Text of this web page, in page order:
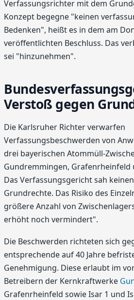
Verfassungsrichter mit dem
Konzept begegne "keinen
Bedenken", heißt es in dem am
veröffentlichten Beschluss. Das
sei "hinzunehmen".
Verstoß gegen
Die Karlsruher Richter verwarfen
Verfassungsbeschwerden von
drei bayerischen Atommüll-
Gundremmingen, Grafenrheinfeld
Das Verfassungsgericht sah
Grundrechte. Das Risiko des
größere Anzahl von
erhöht noch vermindert".
Die Beschwerden richteten sich
entsprechende auf 40 Jahre
Genehmigung. Diese erlaubt im
Betreibern der Kernkraftwerke
Grafenrheinfeld sowie Isar 1 und